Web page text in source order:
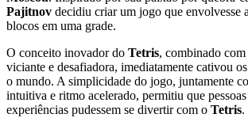
Pajitnov decidiu criar um jogo que envolvesse
blocos em uma grade.
O conceito inovador do Tetris, combinado
viciante e desafiadora, imediatamente cativou
o mundo. A simplicidade do jogo, juntamente
intuitiva e ritmo acelerado, permitiu que pessoas
experiências pudessem se divertir com o Tetris.